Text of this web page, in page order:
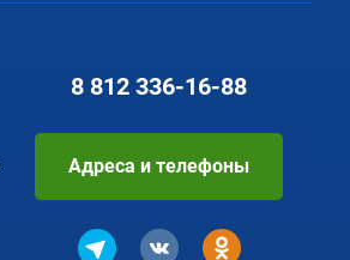
8 812 336-16-88
Адреса и телефоны